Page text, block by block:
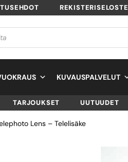
REKISTERISELOSTE
KUVAUSPALVELUT
TARJOUKSET UUTUUDET
Lens – Telelisäke